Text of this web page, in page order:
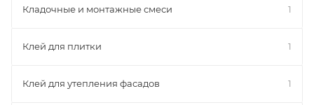
Кладочные и монтажные смеси 1
Клей для плитки 1
Клей для утепления фасадов 1